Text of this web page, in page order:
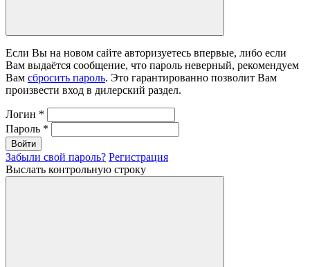
Если Вы на новом сайте авторизуетесь впервые, либо если
Вам выдаётся сообщение, что пароль неверный, рекомендуем
Вам сбросить пароль. Это гарантированно позволит Вам
произвести вход в дилерский раздел.
Логин *
Пароль *
Войти
Забыли свой пароль? Регистрация
Выслать контрольную строку